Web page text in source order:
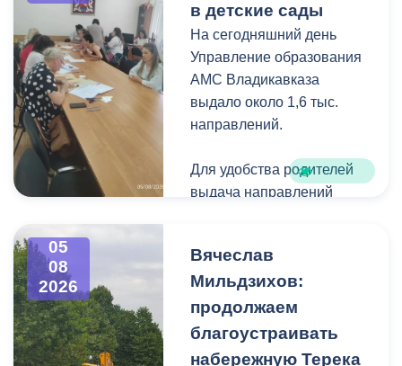
деревьями,
муниципальные служащие
с утра косят, пилят
поросль между
захоронениями и
собирают скошенную
в детские сады
На сегодняшний день
Управление образования
АМС Владикавказа
выдало около 1,6 тыс.
направлений.
Для удобства родителей
выдача направлений
очередей и долгого
ожидания.
Прием в детские сады
начался 15 июля и
05
08
2026
Вячеслав
Мильдзихов:
продолжаем
благоустраивать
набережную Терека